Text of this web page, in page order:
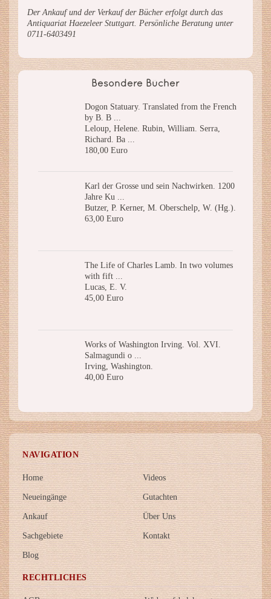
Der Ankauf und der Verkauf der Bücher erfolgt durch das
Antiquariat Haezeleer Stuttgart. Persönliche Beratung unter
0711-6403491
Besondere Bücher
Dogon Statuary. Translated from the French
by B. B ...
Leloup, Helene. Rubin, William. Serra,
Richard. Ba ...
180,00 Euro
Karl der Grosse und sein Nachwirken. 1200
Jahre Ku ...
Butzer, P. Kerner, M. Oberschelp, W. (Hg.).
63,00 Euro
The Life of Charles Lamb. In two volumes
with fift ...
Lucas, E. V.
45,00 Euro
Works of Washington Irving. Vol. XVI.
Salmagundi o ...
Irving, Washington.
40,00 Euro
NAVIGATION
Home
Neueingänge
Ankauf
Sachgebiete
Blog
Videos
Gutachten
Über Uns
Kontakt
RECHTLICHES